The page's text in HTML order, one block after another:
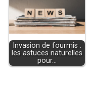
Invasion de fourmis :
les astuces naturelles
pour…